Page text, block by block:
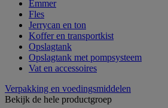
Emmer
Fles
Jerrycan en ton
Koffer en transportkist
Opslagtank
Opslagtank met pompsysteem
Vat en accessoires
Verpakking en voedingsmiddelen
Bekijk de hele productgroep